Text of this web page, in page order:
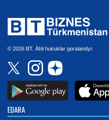
© 2026 BT. Ähli hukuklar goralandyr.
EDARA